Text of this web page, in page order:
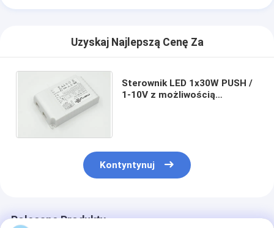
Uzyskaj Najlepszą Cenę Za
Sterownik LED 1x30W PUSH /
1-10V z możliwością
Kontyntynuj
Polecane Produkty